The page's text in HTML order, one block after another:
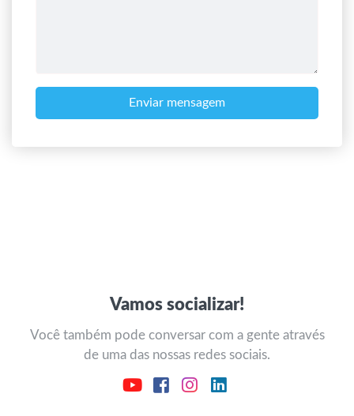
Enviar mensagem
Vamos socializar!
Você também pode conversar com a gente através
de uma das nossas redes sociais.